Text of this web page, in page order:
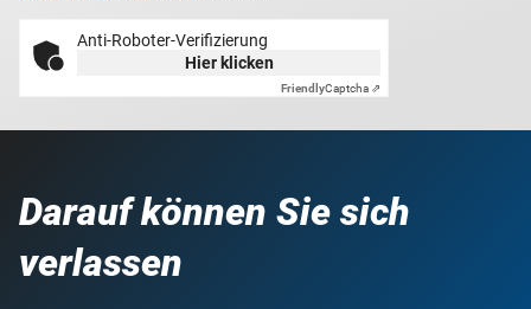
Anti-Roboter-Verifizierung
Hier klicken
FriendlyCaptcha ⇗
Darauf können Sie sich
verlassen